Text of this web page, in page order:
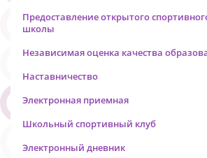
Предоставление открытого
школы
Независимая оценка качества
Наставничество
Электронная приемная
Школьный спортивный клуб
Электронный дневник